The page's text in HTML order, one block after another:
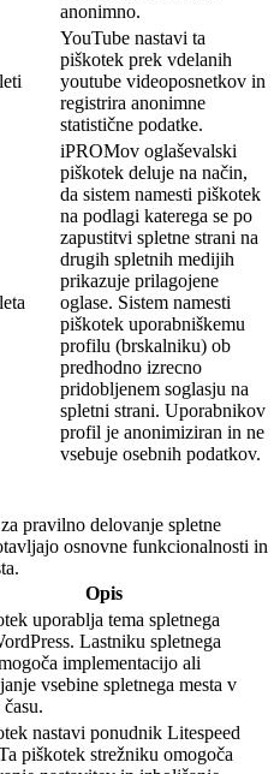
anonimno.
YouTube nastavi ta
piškotek prek vdelanih
youtube videoposnetkov in
registrira anonimne
statistične podatke.
iPROMov oglaševalski
piškotek deluje na način,
da sistem namesti piškotek
na podlagi katerega se po
zapustitvi spletne strani na
drugih spletnih medijih
prikazuje prilagojene
oglase. Sistem namesti
piškotek uporabniškemu
profilu (brskalniku) ob
predhodno izrecno
pridobljenem soglasju na
spletni strani. Uporabnikov
profil je anonimiziran in ne
vsebuje osebnih podatkov.
pravilno delovanje spletne
osnovne funkcionalnosti in
Opis
uporablja tema spletnega
Lastniku spletnega
implementacijo ali
vsebine spletnega mesta v
nastavi ponudnik Litespeed
piškotek strežniku omogoča